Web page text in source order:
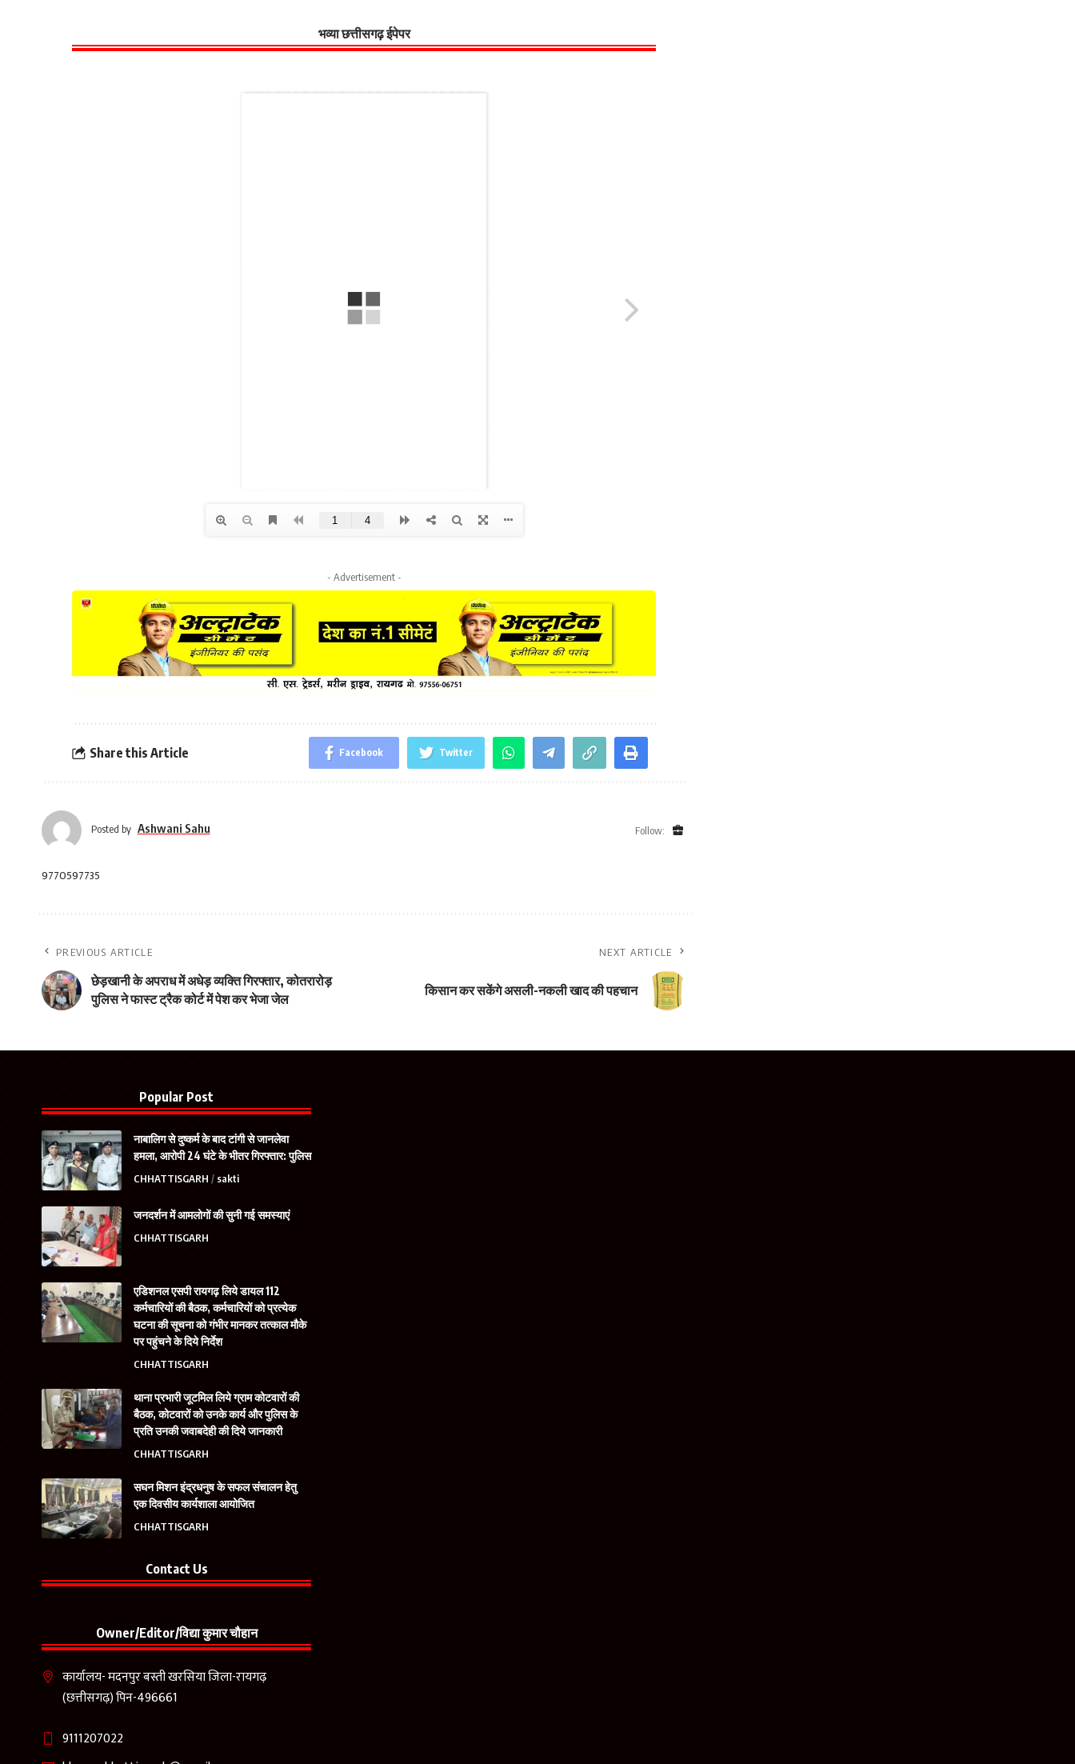
भव्या छत्तीसगढ़ ईपेपर
- Advertisement -
Share this Article Facebook Twitter
Posted by Ashwani Sahu Follow:
9770597735
PREVIOUS ARTICLE
छेड़खानी के अपराध में अधेड़ व्यक्ति गिरफ्तार, कोतरारोड़
पुलिस ने फास्ट ट्रैक कोर्ट में पेश कर भेजा जेल
NEXT ARTICLE
किसान कर सकेंगे असली-नकली खाद की पहचान
Popular Post
नाबालिग से दुष्कर्म के बाद टांगी से जानलेवा
हमला, आरोपी 24 घंटे के भीतर गिरफ्तार: पुलिस
CHHATTISGARH sakti
जनदर्शन में आमलोगों की सुनी गई समस्याएं
CHHATTISGARH
एडिशनल एसपी रायगढ़ लिये डायल 112
कर्मचारियों की बैठक, कर्मचारियों को प्रत्येक
घटना की सूचना को गंभीर मानकर तत्काल मौके
पर पहुंचने के दिये निर्देश
CHHATTISGARH
थाना प्रभारी जूटमिल लिये ग्राम कोटवारों की
बैठक, कोटवारों को उनके कार्य और पुलिस के
प्रति उनकी जवाबदेही की दिये जानकारी
CHHATTISGARH
सघन मिशन इंद्रधनुष के सफल संचालन हेतु
एक दिवसीय कार्यशाला आयोजित
CHHATTISGARH
Contact Us
Owner/Editor/विद्या कुमार चौहान
कार्यालय- मदनपुर बस्ती खरसिया जिला-रायगढ़
(छत्तीसगढ़) पिन-496661
9111207022